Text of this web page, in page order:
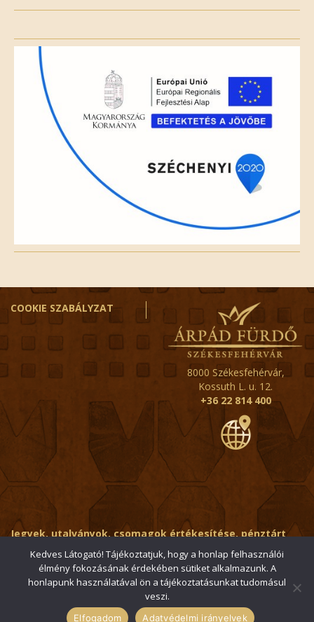
field
empty.
COOKIE SZABÁLYZAT
8000 Székesfehérvár,
Kossuth L. u. 12.
+36 22 814 400
Jegyek, utalványok, csomagok értékesítése, pénztárt
érintő kérdések:
ertekesito@fehervar-arpadfurdo.hu
Általános érdeklődés: info@fehervar-arpadfurdo.hu
© 2006-2026 Székesfehérvári Árpád Fürdő / Minden jog
Kedves Látogató! Tájékoztatjuk, hogy a honlap felhasználói
élmény fokozásának érdekében sütiket alkalmazunk. A
honlapunk használatával ön a tájékoztatásunkat tudomásul
veszi.
Elfogadom Adatvédelmi irányelvek